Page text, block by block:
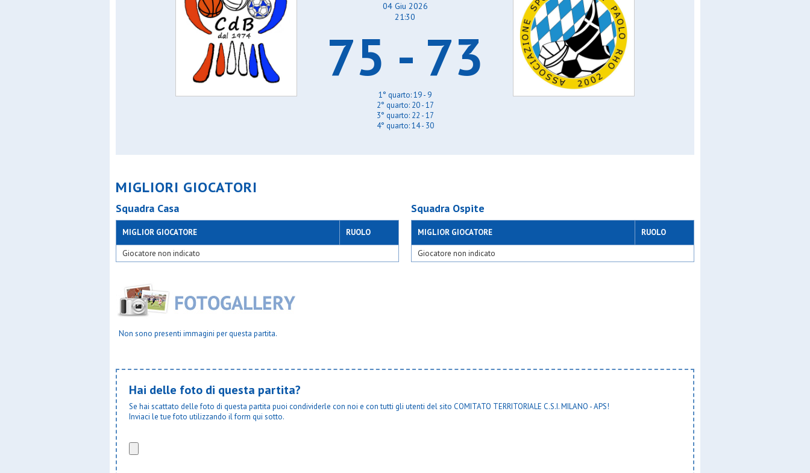
04 Giu 2026
21:30
75 - 73
1° quarto: 19 - 9
2° quarto: 20 - 17
3° quarto: 22 - 17
4° quarto: 14 - 30
MIGLIORI GIOCATORI
Squadra Casa
MIGLIOR GIOCATORE RUOLO
Giocatore non indicato
Squadra Ospite
MIGLIOR GIOCATORE RUOLO
Giocatore non indicato
Non sono presenti immagini per questa partita.
Hai delle foto di questa partita?
Se hai scattato delle foto di questa partita puoi condividerle con noi e con tutti gli utenti del sito COMITATO TERRITORIALE C.S.I. MILANO - APS!
Inviaci le tue foto utilizzando il form qui sotto.